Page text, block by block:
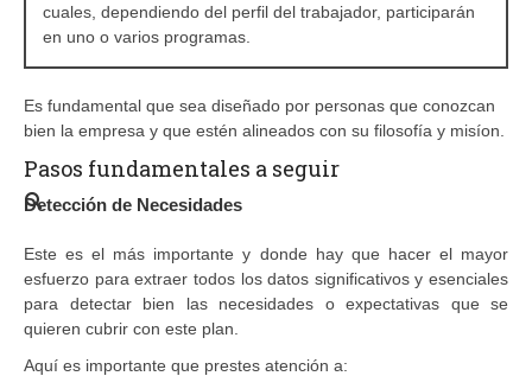
cuales, dependiendo del perfil del trabajador, participarán
en uno o varios programas.
Es fundamental que sea diseñado por personas que conozcan
bien la empresa y que estén alineados con su filosofía y misíon.
Pasos fundamentales a seguir
Detección de Necesidades
Este es el más importante y donde hay que hacer el mayor
esfuerzo para extraer todos los datos significativos y esenciales
para detectar bien las necesidades o expectativas que se
quieren cubrir con este plan.
Aquí es importante que prestes atención a: